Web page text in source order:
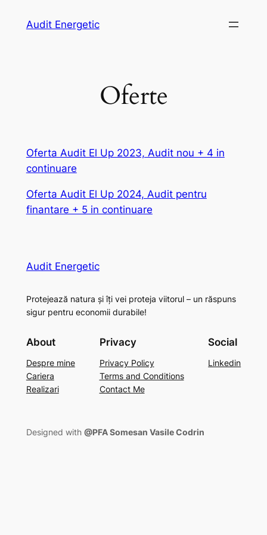
Audit Energetic
Oferte
Oferta Audit El Up 2023, Audit nou + 4 in
continuare
Oferta Audit El Up 2024, Audit pentru
finantare + 5 in continuare
Audit Energetic
Protejează natura și îți vei proteja viitorul – un răspuns
sigur pentru economii durabile!
About
Despre mine
Cariera
Realizari
Privacy
Privacy Policy
Terms and Conditions
Contact Me
Social
Linkedin
Designed with @PFA Somesan Vasile Codrin